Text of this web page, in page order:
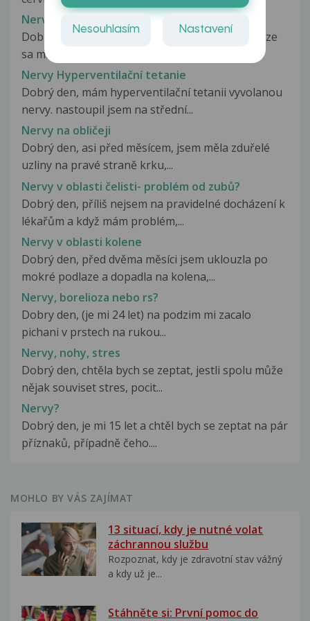
Nervy a zvyseny tep
Dobry den chcem sa opytat z coho mozem mat ze
sa mi obcas zvysi tep srdca v...
Nervy Hyperventilační tetanie
Dobrý den, mám hyperventilační tetanii vyvolanou
nervy. nastoupil jsem na střední...
Nervy na obličeji
Dobrý den, asi před měsícem, jsem měla zduřelé
uzliny na pravé straně krku,...
Nervy v oblasti čelisti- problém od zubů?
Dobrý den, příliš nejsem na pravidelné docházení k
lékařům a když mám problém,...
Nervy v oblasti kolene
Dobrý den, před dvěma měsíci jsem uklouzla po
mokré podlaze a dopadla na kolena,...
Nervy, borelioza nebo rs?
Dobry den, (je mi 24 let) na podzim mi zacalo
pichani v prstech na rukou...
Nervy, nohy, stres
Dobrý den, chtěla bych se zeptat, jestli spolu může
nějak souviset stres, pocit...
Nervy?
Dobrý den, je mi 15 let a chtěl bych se zeptat na pár
příznaků, případně čeho....
MOHLO BY VÁS ZAJÍMAT
13 situací, kdy je nutné volat
záchrannou službu
Rozpoznat, kdy je zdravotní stav vážný
a kdy už je...
Stáhněte si: První pomoc do
Nesouhlasím Nastavení